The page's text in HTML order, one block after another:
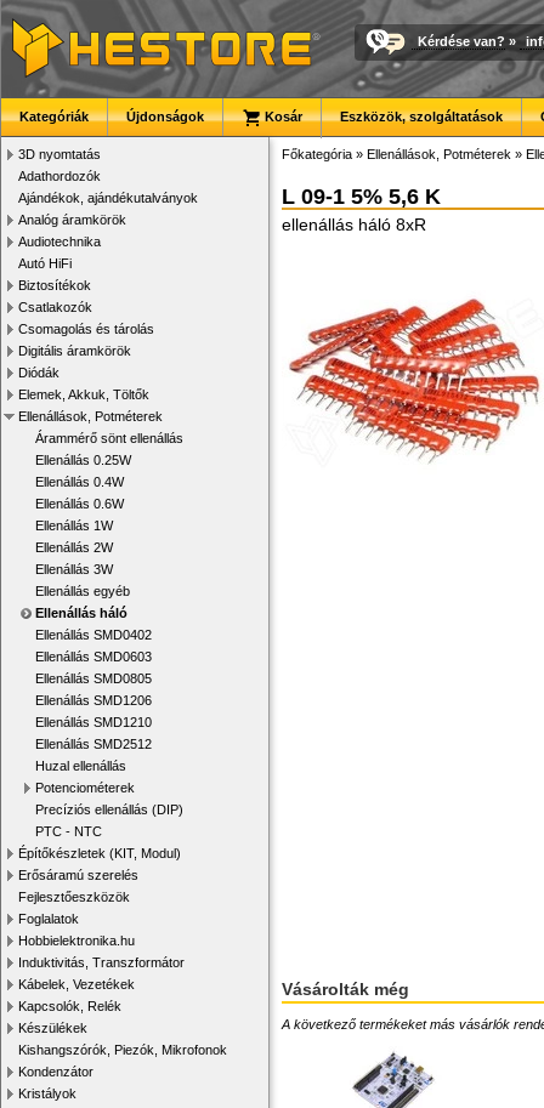
Kérdése van? »
Kategóriák Újdonságok Kosár Eszközök, szolgáltatások
3D nyomtatás
Adathordozók
Ajándékok, ajándékutalványok
Analóg áramkörök
Audiotechnika
Autó HiFi
Biztosítékok
Csatlakozók
Csomagolás és tárolás
Digitális áramkörök
Diódák
Elemek, Akkuk, Töltők
Ellenállások, Potméterek
Árammérő sönt ellenállás
Ellenállás 0.25W
Ellenállás 0.4W
Ellenállás 0.6W
Ellenállás 1W
Ellenállás 2W
Ellenállás 3W
Ellenállás egyéb
Ellenállás háló
Ellenállás SMD0402
Ellenállás SMD0603
Ellenállás SMD0805
Ellenállás SMD1206
Ellenállás SMD1210
Ellenállás SMD2512
Huzal ellenállás
Potenciométerek
Precíziós ellenállás (DIP)
PTC - NTC
Építőkészletek (KIT, Modul)
Erősáramú szerelés
Fejlesztőeszközök
Foglalatok
Hobbielektronika.hu
Induktivitás, Transzformátor
Kábelek, Vezetékek
Kapcsolók, Relék
Készülékek
Kishangszórók, Piezók, Mikrofonok
Kondenzátor
Kristályok
Főkategória » Ellenállások, Potméterek »
L 09-1 5% 5,6 K
ellenállás háló 8xR
Vásárolták még
A következő termékeket más vásárlók